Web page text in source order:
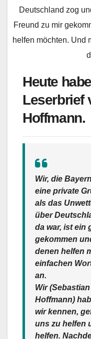
Deutschland zog
Freund zu mir
helfen möchten. Und
Heute
Leserbrief
Hoffmann.
Wir, die
eine private
als das
über
da war, ist ein
gekommen
denen helfen
einfachen
an.
Wir
Hoffmann)
wir kennen,
uns zu helfen
helfen.